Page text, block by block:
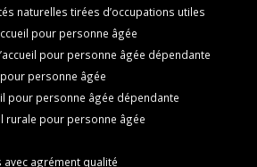
naturelles tirées d’occupations utiles
pour personne âgée
pour personne âgée dépendante
pour personne âgée
pour personne âgée dépendante
rurale pour personne âgée
avec agrément qualité